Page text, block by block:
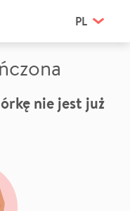
PL
nie jest już